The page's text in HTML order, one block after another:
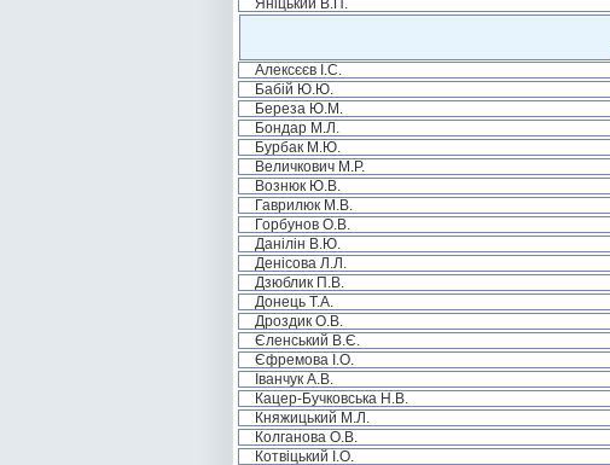
Яніцький В.П.
Алексєєв І.С.
Бабій Ю.Ю.
Береза Ю.М.
Бондар М.Л.
Бурбак М.Ю.
Величкович М.Р.
Вознюк Ю.В.
Гаврилюк М.В.
Горбунов О.В.
Данілін В.Ю.
Денісова Л.Л.
Дзюблик П.В.
Донець Т.А.
Дроздик О.В.
Єленський В.Є.
Єфремова І.О.
Іванчук А.В.
Кацер-Бучковська Н.В.
Княжицький М.Л.
Колганова О.В.
Котвіцький І.О.